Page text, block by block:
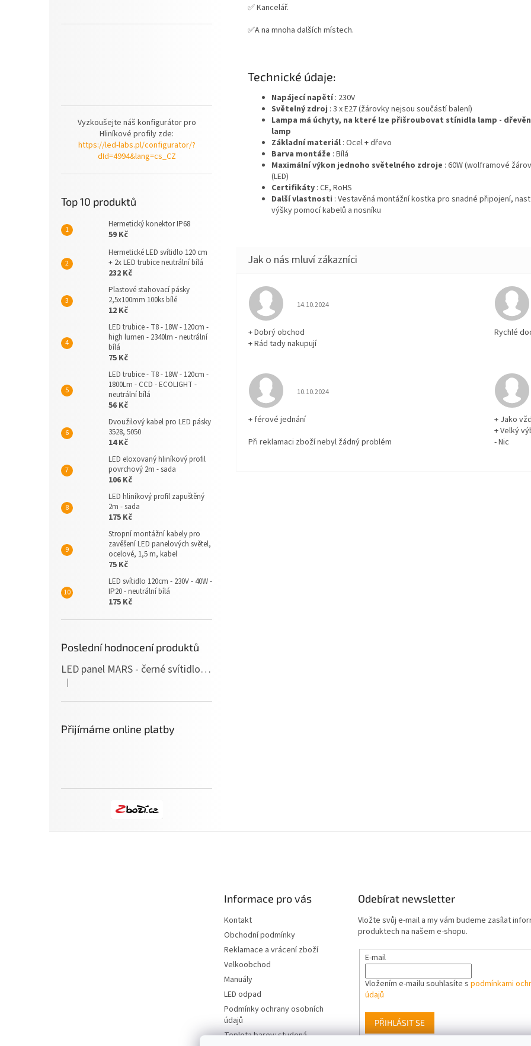
Vyzkoušejte náš konfigurátor pro
Hliníkové profily zde:
https://led-labs.pl/configurator/?
dId=4994&lang=cs_CZ
Top 10 produktů
Hermetický konektor IP68
59 Kč
Hermetické LED svítidlo 120 cm
+ 2x LED trubice neutrální bílá
232 Kč
Plastové stahovací pásky
2,5x100mm 100ks bílé
12 Kč
LED trubice - T8 - 18W - 120cm -
high lumen - 2340lm - neutrální
bílá
75 Kč
LED trubice - T8 - 18W - 120cm -
1800Lm - CCD - ECOLIGHT -
neutrální bílá
56 Kč
Dvoužilový kabel pro LED pásky
3528, 5050
14 Kč
LED eloxovaný hliníkový profil
povrchový 2m - sada
106 Kč
LED hliníkový profil zapuštěný
2m - sada
175 Kč
Stropní montážní kabely pro
zavěšení LED panelových světel,
ocelové, 1,5 m, kabel
75 Kč
LED svítidlo 120cm - 230V - 40W -
IP20 - neutrální bílá
175 Kč
Poslední hodnocení produktů
LED panel MARS - černé svítidlo SLIM - 120cm - 36W - 230V - 3600Lm - neutrální bílá
Hodnocení produktu je 5 z 5 hvězdiček.
|
Přijímáme online platby
✅ Kancelář.
✅A na mnoha dalších místech.
Technické údaje:
Napájecí napětí: 230V
Světelný zdroj : 3 x E27 (žárovky nejsou součástí balení)
Lampa má úchyty, na které lze přišroubovat stínidla lamp -
lamp
Základní materiál : Ocel + dřevo
Barva montáže : Bílá
Maximální výkon jednoho světelného zdroje : 60W (wolframové
(LED)
Certifikáty : CE, RoHS
Další vlastnosti : Vestavěná montážní kostka pro snadné připojení,
výšky pomocí kabelů a nosníku
Hodnocení obchodu je 5 z 5 hvězdiček.
14.10.2024
+ Dobrý obchod
+ Rád tady nakupují
Rychlé
Hodnocení obchodu je 5 z 5 hvězdiček.
10.10.2024
+ férové jednání
Při reklamaci zboží nebyl žádný problém
+ Jako
+ Velký
- Nic
Informace pro vás
Kontakt
Obchodní podmínky
Reklamace a vrácení zboží
Velkoobchod
Manuály
LED odpad
Podmínky ochrany osobních
údajů
Teplota barev: studená,
Odebírat newsletter
Vložte svůj e-mail a my vám budeme zasílat
produktech na našem e-shopu.
E-mail
Vložením e-mailu souhlasíte s podmínkami
údajů
PŘIHLÁSIT SE